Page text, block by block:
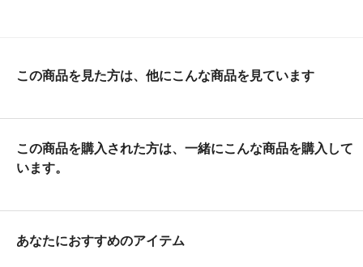
この商品を見た方は、他にこんな商品を見ています
この商品を購入された方は、一緒にこんな商品を購入して
います。
あなたにおすすめのアイテム